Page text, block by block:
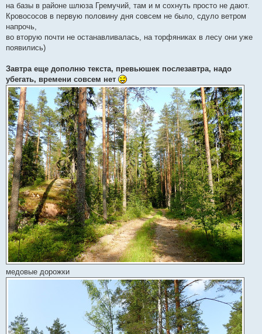
на базы в районе шлюза Гремучий, там и м сохнуть просто не дают.
Кровососов в первую половину дня совсем не было, сдуло ветром
напрочь,
во вторую почти не останавливалась, на торфяниках в лесу они уже
появились)
Завтра еще дополню текста, превьюшек послезавтра, надо
убегать, времени совсем нет
медовые дорожки